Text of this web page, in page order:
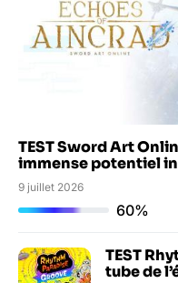
TEST Sword Art
immense potentiel
9 juillet 2026
60%
TEST
tube de